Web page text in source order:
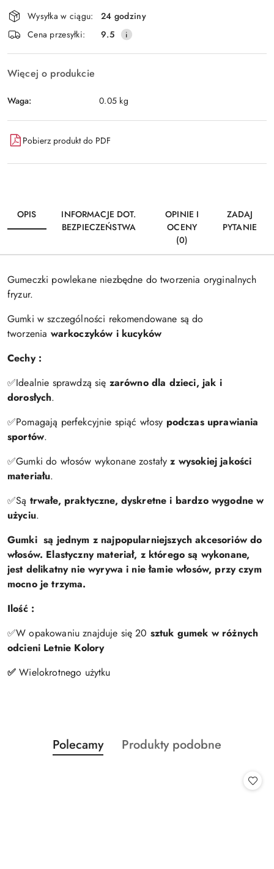
i
dostawa
Wysyłka w ciągu:
24 godziny
Cena przesyłki:
9.5
Więcej o produkcie
Waga: 0.05 kg
Pobierz produkt do PDF
OPIS
INFORMACJE DOT.
BEZPIECZEŃSTWA
OPINIE I
OCENY
(0)
ZADAJ
PYTANIE
Gumeczki powlekane niezbędne do tworzenia oryginalnych
fryzur.
Gumki w szczególności rekomendowane są do
tworzenia warkoczyków i kucyków
Cechy :
✅Idealnie sprawdzą się zarówno dla dzieci, jak i
dorosłych.
✅Pomagają perfekcyjnie spiąć włosy podczas uprawiania
sportów.
✅Gumki do włosów wykonane zostałyz wysokiej jakości
materiału.
✅Są trwałe, praktyczne, dyskretne i bardzo wygodne w
użyciu.
Gumki są jednym z najpopularniejszych akcesoriów do
włosów. Elastyczny materiał, z którego są wykonane,
jest delikatny nie wyrywa i nie łamie włosów, przy czym
mocno je trzyma.
Ilość :
✅W opakowaniu znajduje się 20 sztuk gumek w różnych
odcieni Letnie Kolory
✅Wielokrotnego użytku
Pomiń karuzelę produktów
Produkty
o
Polecamy
Produkty
Produkty podobne